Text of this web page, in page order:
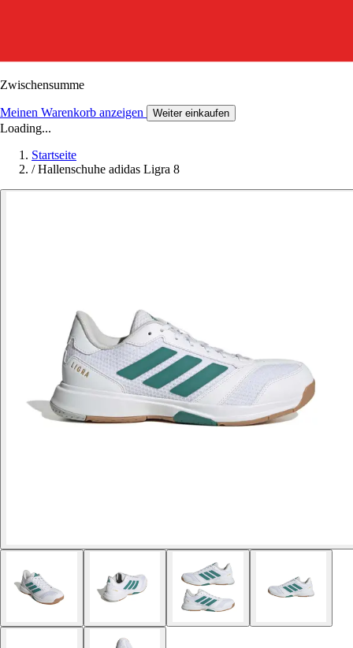
Zwischensumme
Meinen Warenkorb anzeigen Weiter einkaufen
Loading...
Startseite
/ Hallenschuhe adidas Ligra 8